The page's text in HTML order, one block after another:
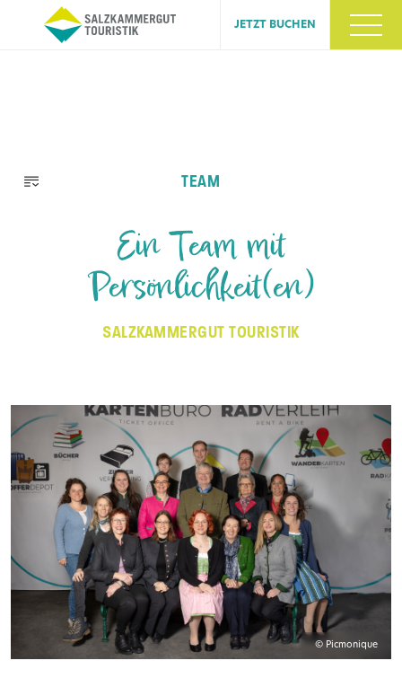
JETZT BUCHEN
Navigation
TEAM
Ein Team mit
Persönlichkeit(en)
SALZKAMMERGUT TOURISTIK
© Picmonique